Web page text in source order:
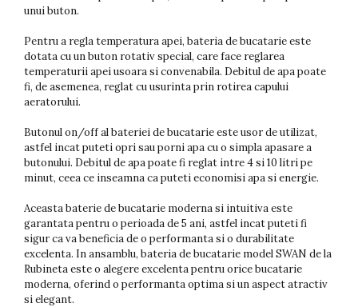
unui buton.
Pentru a regla temperatura apei, bateria de bucatarie este
dotata cu un buton rotativ special, care face reglarea
temperaturii apei usoara si convenabila. Debitul de apa poate
fi, de asemenea, reglat cu usurinta prin rotirea capului
aeratorului.
Butonul on/off al bateriei de bucatarie este usor de utilizat,
astfel incat puteti opri sau porni apa cu o simpla apasare a
butonului. Debitul de apa poate fi reglat intre 4 si 10 litri pe
minut, ceea ce inseamna ca puteti economisi apa si energie.
Aceasta baterie de bucatarie moderna si intuitiva este
garantata pentru o perioada de 5 ani, astfel incat puteti fi
sigur ca va beneficia de o performanta si o durabilitate
excelenta. In ansamblu, bateria de bucatarie model SWAN de la
Rubineta este o alegere excelenta pentru orice bucatarie
moderna, oferind o performanta optima si un aspect atractiv
si elegant.